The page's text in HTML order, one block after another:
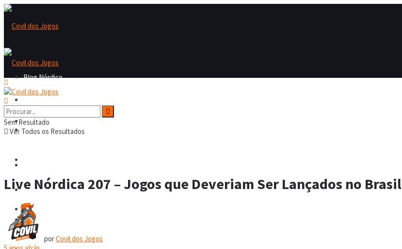
Blog Nórdico
Nordicast
Board Games
Nordicast
Board Games
RPG
Sem Resultado
Ver Todos os Resultados
Live Nórdica 207 – Jogos que Deveriam Ser Lançados no Brasil
porCovil dos Jogos